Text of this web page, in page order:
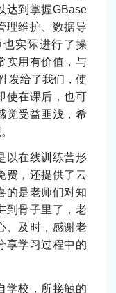
达到掌握GBase
理维护、数据导
实际进行了操
实用有价值，与
发给了我们，使
使在课后，也可
觉受益匪浅，希
以在线训练营形
费，还提供了云
的是老师们对知
到骨子里了，老
、及时，感谢老
享学习过程中的
学校，所接触的